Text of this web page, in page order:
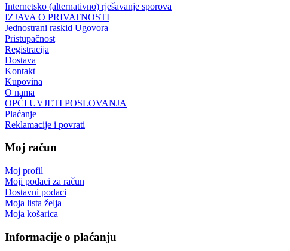
Internetsko (alternativno) rješavanje sporova
IZJAVA O PRIVATNOSTI
Jednostrani raskid Ugovora
Pristupačnost
Registracija
Dostava
Kontakt
Kupovina
O nama
OPĆI UVJETI POSLOVANJA
Plaćanje
Reklamacije i povrati
Moj račun
Moj profil
Moji podaci za račun
Dostavni podaci
Moja lista želja
Moja košarica
Informacije o plaćanju